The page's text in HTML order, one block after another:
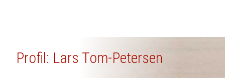
Profil: Lars Tom-Petersen